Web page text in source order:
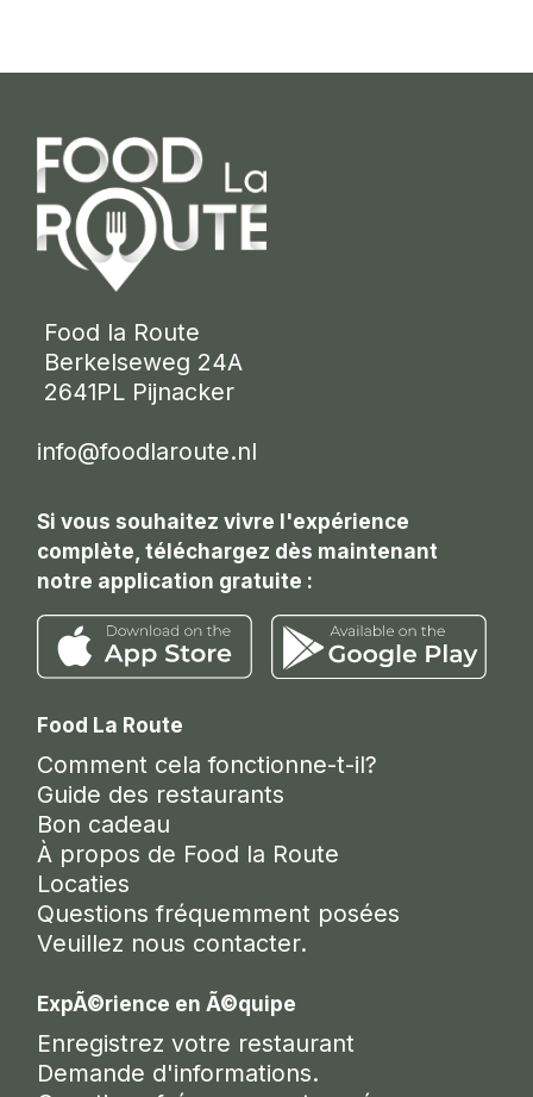
Food la Route
Berkelseweg 24A
2641PL Pijnacker
info@foodlaroute.nl
Si vous souhaitez vivre l'expérience
complète, téléchargez dès maintenant
notre application gratuite :
Food La Route
Comment cela fonctionne-t-il?
Guide des restaurants
Bon cadeau
À propos de Food la Route
Locaties
Questions fréquemment posées
Veuillez nous contacter.
ExpÃ©rience en Ã©quipe
Enregistrez votre restaurant
Demande d'informations.